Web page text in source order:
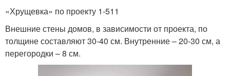
«Хрущевка» по проекту 1-511
Внешние стены домов, в зависимости от проекта, по
толщине составляют 30-40 см. Внутренние – 20-30 см, а
перегородки – 8 см.